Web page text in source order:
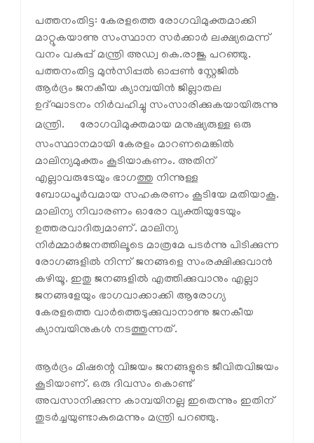
പത്തനംതിട്ട: കേരളത്തെ രോഗവിമുക്തമാക്കി
മാറ്റുകയാണു സംസ്ഥാന സര്‍ക്കാര്‍ ലക്ഷ്യമെന്ന്
വനം വകുപ്പ് മന്ത്രി അഡ്വ കെ.രാജു പറഞ്ഞു.
പത്തനംതിട്ട മുന്‍സിപ്പല്‍ ഓപ്പണ്‍ സ്റ്റേജില്‍
ആര്‍ദ്രം ജനകീയ ക്യാമ്പയിന്‍ ജില്ലാതല
ഉദ്ഘാടനം നിര്‍വഹിച്ചു സംസാരിക്കുകയായിരുന്നു
മന്ത്രി.
രോഗവിമുക്തമായ മനുഷ്യരുള്ള ഒരു
സംസ്ഥാനമായി കേരളം മാറണമെങ്കില്‍
മാലിന്യമുക്തം കൂടിയാകണം. അതിന്
എല്ലാവരുടേയും ഭാഗത്തു നിന്നുള്ള
ബോധപൂര്‍വമായ സഹകരണം കൂടിയേ മതിയാകൂ.
മാലിന്യ നിവാരണം ഓരോ വ്യക്തിയുടേയും
ഉത്തരവാദിത്വമാണ്. മാലിന്യ
നിര്‍മ്മാര്‍ജനത്തിലൂടെ മാത്രമേ പടര്‍ന്നു പിടിക്കുന്ന
രോഗങ്ങളില്‍ നിന്ന് ജനങ്ങളെ സംരക്ഷിക്കുവാന്‍
കഴിയൂ. ഇതു ജനങ്ങളില്‍ എത്തിക്കുവാനും എല്ലാ
ജനങ്ങളേയും ഭാഗവാക്കാക്കി ആരോഗ്യ
കേരളത്തെ വാര്‍ത്തെടുക്കുവാനാണു ജനകീയ
ക്യാമ്പയിനുകള്‍ നടത്തുന്നത്.
ആര്‍ദ്രം മിഷന്റെ വിജയം ജനങ്ങളുടെ ജീവിതവിജയം
കൂടിയാണ്. ഒരു ദിവസം കൊണ്ട്
അവസാനിക്കുന്ന കാമ്പയിനല്ല ഇതെന്നും ഇതിന്
തുടര്‍ച്ചയുണ്ടാകുമെന്നും മന്ത്രി പറഞ്ഞു.